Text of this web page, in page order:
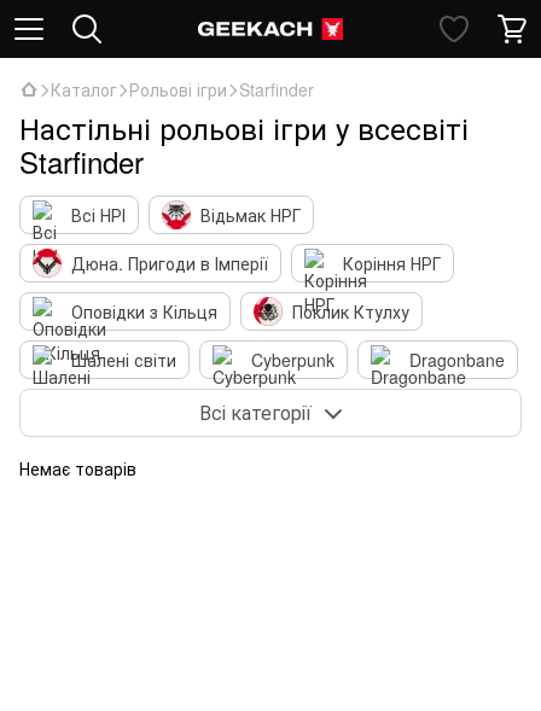
Каталог Рольові ігри Starfinder
Настільні рольові ігри у всесвіті
Starfinder
Всі НРІ
Відьмак НРГ
Дюна. Пригоди в Імперії
Коріння НРГ
Оповідки з Кільця
Поклик Ктулху
Шалені світи
Cyberpunk
Dragonbane
Dungeons & Dragons
Fallout НРГ
Pathfinder
Всі категорії
Немає товарів